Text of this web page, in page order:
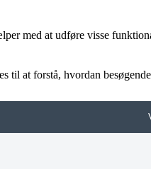
med at udføre visse
til at forstå, hvordan